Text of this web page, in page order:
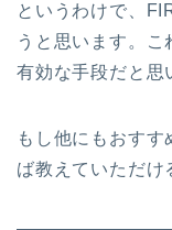
というわけで、
うと思います。
有効な手段だと思
もし他にもおす
ば教えていただけ